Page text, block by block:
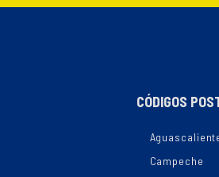
CÓDIGOS
Campeche